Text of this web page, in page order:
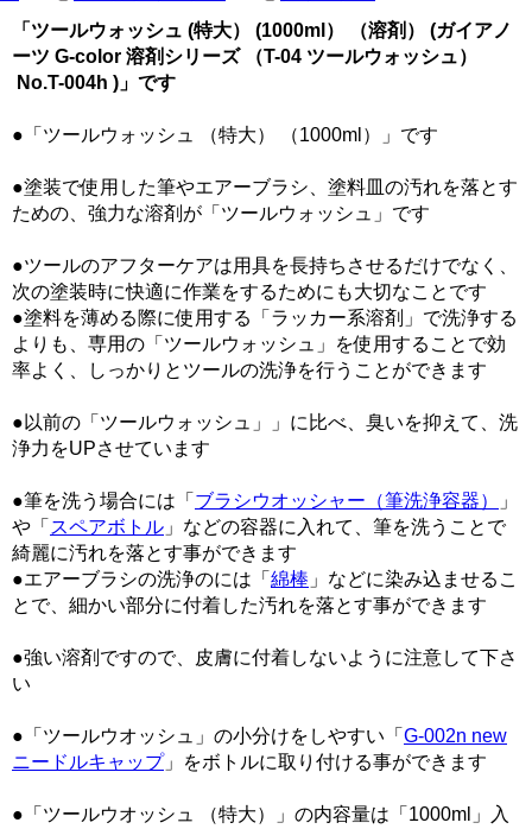
「ツールウォッシュ (特大） (1000ml） （溶剤） (ガイアノ
ーツ G-color 溶剤シリーズ （T-04 ツールウォッシュ）
No.T-004h )」です
●「ツールウォッシュ （特大） （1000ml）」です
●塗装で使用した筆やエアーブラシ、塗料皿の汚れを落とす
ための、強力な溶剤が「ツールウォッシュ」です
●ツールのアフターケアは用具を長持ちさせるだけでなく、
次の塗装時に快適に作業をするためにも大切なことです
●塗料を薄める際に使用する「ラッカー系溶剤」で洗浄する
よりも、専用の「ツールウォッシュ」を使用することで効
率よく、しっかりとツールの洗浄を行うことができます
●以前の「ツールウォッシュ」」に比べ、臭いを抑えて、洗
浄力をUPさせています
●筆を洗う場合には「 ブラシウオッシャー（筆洗浄容器）
」
や「 スペアボトル 」などの容器に入れて、筆を洗うことで
綺麗に汚れを落とす事ができます
●エアーブラシの洗浄のには「 綿棒 」などに染み込ませるこ
とで、細かい部分に付着した汚れを落とす事ができます
●強い溶剤ですので、皮膚に付着しないように注意して下さ
い
●「ツールウオッシュ」の小分けをしやすい「 G-002n new
ニードルキャップ」をボトルに取り付ける事ができます
●「ツールウオッシュ （特大）」の内容量は「1000ml」入